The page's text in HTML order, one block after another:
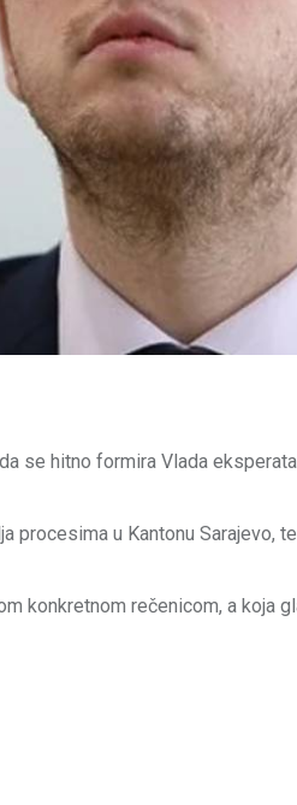
se hitno formira Vlada
procesima u Kantonu Sarajevo,
konkretnom rečenicom, a koja